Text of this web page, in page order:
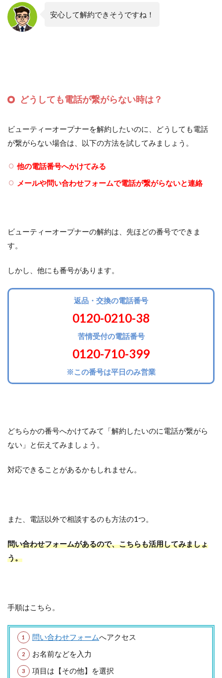
安心して解約できそうですね！
どうしても電話が繋がらない時は？
ビューティーオープナーを解約したいのに、どうしても電話
が繋がらない場合は、以下の方法を試してみましょう。
他の電話番号へかけてみる
メールや問い合わせフォームで電話が繋がらないと連絡
ビューティーオープナーの解約は、先ほどの番号でできま
す。
しかし、他にも番号があります。
返品・交換の電話番号
0120-0210-38
苦情受付の電話番号
0120-710-399
※この番号は平日のみ営業
どちらかの番号へかけてみて「解約したいのに電話が繋がら
ない」と伝えてみましょう。
対応できることがあるかもしれません。
また、電話以外で相談するのも方法の1つ。
問い合わせフォームがあるので、こちらも活用してみましょ
う。
手順はこちら。
問い合わせフォームへアクセス
お名前などを入力
項目は【その他】を選択